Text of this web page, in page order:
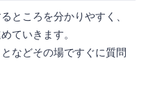
ところを分かりやすく、
ていきます。
などその場ですぐに質問